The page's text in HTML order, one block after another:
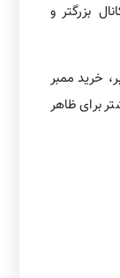
بزرگتر و
خرید ممبر
برای ظاهر